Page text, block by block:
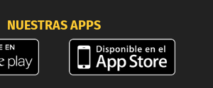
NUESTRAS APPS